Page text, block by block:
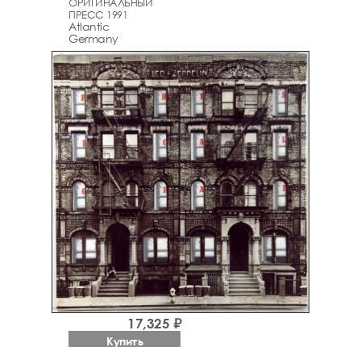
ОРИГИНАЛЬНЫЙ
ПРЕСС 1991
Atlantic
Germany
17,325 ₽
Купить